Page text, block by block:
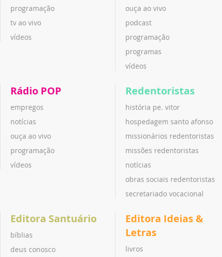
programação
tv ao vivo
vídeos
ouça ao vivo
podcast
programação
programas
vídeos
Rádio POP
empregos
notícias
ouça ao vivo
programação
vídeos
Redentoristas
história pe. vitor
hospedagem santo afonso
missionários redentoristas
missões redentoristas
notícias
obras sociais redentoristas
secretariado vocacional
Editora Santuário
bíblias
deus conosco
Editora Ideias &
Letras
livros